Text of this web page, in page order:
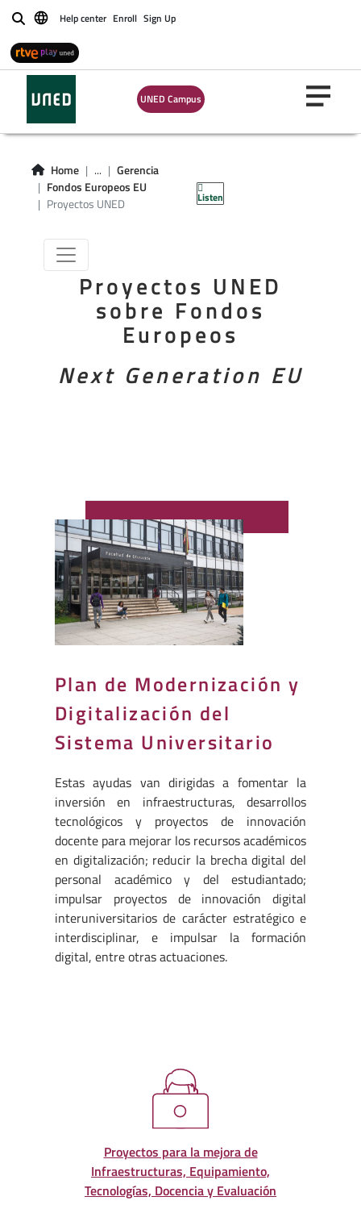
BuscarHelp center Enroll Sign Up
UNED Campus
Home ...
Gerencia
Fondos Europeos EU
Proyectos UNED
Listen
Proyectos UNED
Proyectos UNED
sobre Fondos
Europeos
Next Generation EU
Plan de Modernización y
Digitalización del
Sistema Universitario
Estas ayudas van dirigidas a fomentar la
inversión en infraestructuras, desarrollos
tecnológicos y proyectos de innovación
docente para mejorar los recursos académicos
en digitalización; reducir la brecha digital del
personal académico y del estudiantado;
impulsar proyectos de innovación digital
interuniversitarios de carácter estratégico e
interdisciplinar, e impulsar la formación
digital, entre otras actuaciones.
Proyectos para la mejora de
Infraestructuras, Equipamiento,
Tecnologías, Docencia y Evaluación